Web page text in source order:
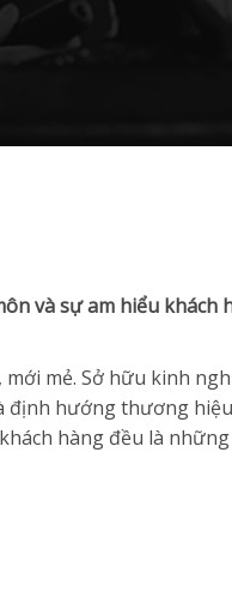
và sự am hiểu khách
mẻ. Sở hữu kinh
hướng thương
hàng đều là